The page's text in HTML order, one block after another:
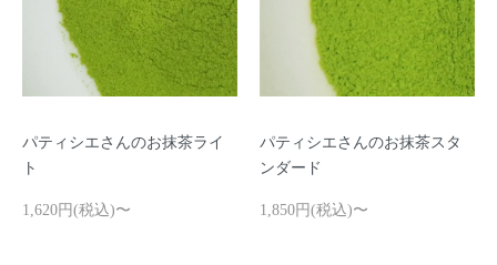
パティシエさんのお抹茶ライ
ト
1,620円(税込)〜
パティシエさんのお抹茶スタ
ンダード
1,850円(税込)〜